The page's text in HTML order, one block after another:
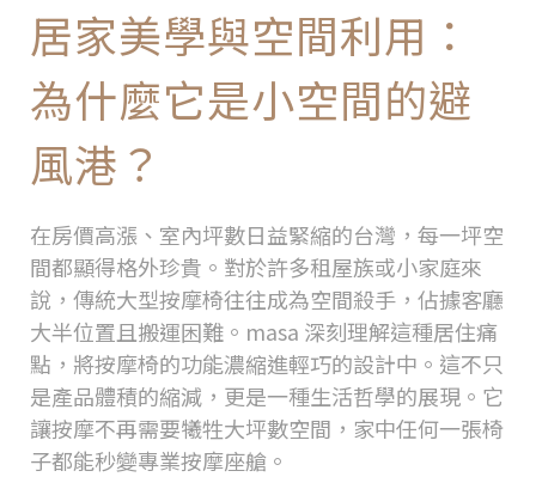
居家美學與空間利用：
為什麼它是小空間的避
風港？
在房價高漲、室內坪數日益緊縮的台灣，每一坪空
間都顯得格外珍貴。對於許多租屋族或小家庭來
說，傳統大型按摩椅往往成為空間殺手，佔據客廳
大半位置且搬運困難。 masa 深刻理解這種居住痛
點，將按摩椅的功能濃縮進輕巧的設計中。這不只
是產品體積的縮減，更是一種生活哲學的展現。它
讓按摩不再需要犧牲大坪數空間，家中任何一張椅
子都能秒變專業按摩座艙。